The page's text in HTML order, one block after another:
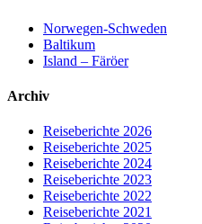
Norwegen-Schweden
Baltikum
Island – Färöer
Archiv
Reiseberichte 2026
Reiseberichte 2025
Reiseberichte 2024
Reiseberichte 2023
Reiseberichte 2022
Reiseberichte 2021